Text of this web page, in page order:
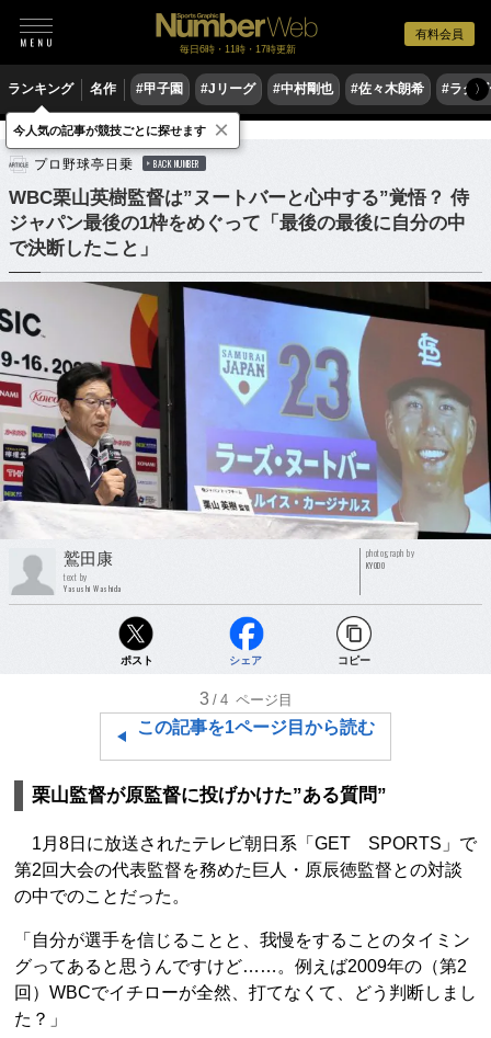
有料会員
毎日6時・11時・17時更新
ランキング 名作 #甲子園 #Jリーグ #中村剛也 #佐々木朗希 #ラグ〉
野球 プロ野球 侍ジャパン
プロ野球亭日乗 BACK NUMBER
WBC栗山英樹監督は”ヌートバーと心中する”覚悟？ 侍
ジャパン最後の1枠をめぐって「最後の最後に自分の中
で決断したこと」
鷲田康
text by
Yasushi Washida
photograph by
KYODO
ポスト シェア コピー
3 /4 ページ目
この記事を1ページ目から読む
栗山監督が原監督に投げかけた”ある質問”
1月8日に放送されたテレビ朝日系「GET SPORTS」で
第2回大会の代表監督を務めた巨人・原辰徳監督との対談
の中でのことだった。
「自分が選手を信じることと、我慢をすることのタイミン
グってあると思うんですけど……。例えば2009年の（第2
回）WBCでイチローが全然、打てなくて、どう判断しまし
た？」
今人気の記事が競技ごとに探せます ×